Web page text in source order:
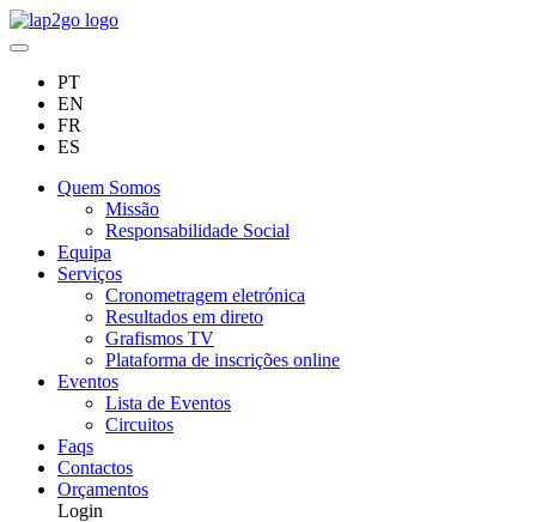
PT
EN
FR
ES
Quem Somos
Missão
Responsabilidade Social
Equipa
Serviços
Cronometragem eletrónica
Resultados em direto
Grafismos TV
Plataforma de inscrições online
Eventos
Lista de Eventos
Circuitos
Faqs
Contactos
Orçamentos
Login